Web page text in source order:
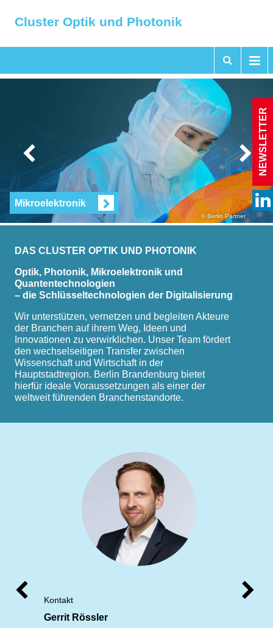
Cluster Optik und Photonik
Mikroelektronik
© Berlin Partner
DAS CLUSTER OPTIK UND PHOTONIK
Optik, Photonik, Mikroelektronik und
Quantentechnologien
– die Schlüsseltechnologien der Digitalisierung
Wir unterstützen, vernetzen und begleiten Akteure
der Branchen auf ihrem Weg, Ideen und
Innovationen zu verwirklichen. Unser Team fördert
den wechselseitigen Transfer zwischen
Wissenschaft und Wirtschaft in der
Hauptstadtregion. Berlin Brandenburg bietet
hierfür ideale Voraussetzungen als einer der
weltweit führenden Branchenstandorte.
Kontakt
Gerrit Rössler
NEWSLETTER